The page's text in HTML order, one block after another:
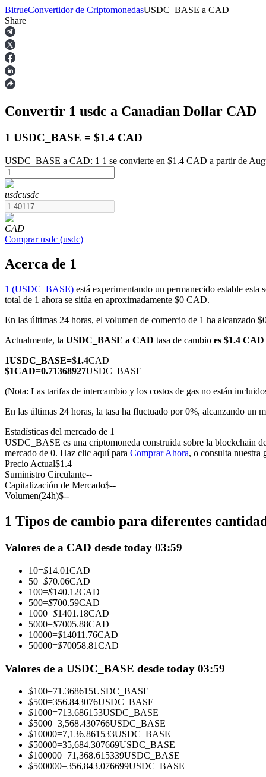
Futuros
Futuros del USDT
Futuros que utilizan USDT como garantía
Futuros COIN-M
Futuros de criptomonedas
Futuros del USDC
Futuros que utilizan USDC como garantía
Copiar Trading
Únete a los mejores traders
BitrueConvertidor de CriptomonedasUSDC_BASE a CAD
Share
Convertir 1 usdc a Canadian Dollar CAD
1 USDC_BASE = $1.4 CAD
USDC_BASE a CAD: 1 1 se convierte en $1.4 CAD a partir de
usdcusdc
CAD
Comprar usdc (usdc)
Acerca de 1
1 (USDC_BASE) está experimentando un permanecido estable esta
total de 1 ahora se sitúa en aproximadamente $0 CAD.
En las últimas 24 horas, el volumen de comercio de 1 ha alcanzado
Actualmente, la USDC_BASE a CAD tasa de cambio es $1.4
1USDC_BASE=$1.4CAD
$1CAD=0.71368927USDC_BASE
(Nota: Las tarifas de intercambio y los costos de gas no están
En las últimas 24 horas, la tasa ha fluctuado por 0%, alcanzando
Estadísticas del mercado de 1
USDC_BASE es una criptomoneda construida sobre la blockchain
mercado de 0. Haz clic aquí para Comprar Ahora, o consulta nuestra
Precio Actual$1.4
Suministro Circulante--
Capitalización de Mercado$--
Volumen(24h)$--
1 Tipos de cambio para diferentes
Valores de a CAD desde today 03:59
10=$14.01CAD
50=$70.06CAD
100=$140.12CAD
500=$700.59CAD
1000=$1401.18CAD
5000=$7005.88CAD
10000=$14011.76CAD
50000=$70058.81CAD
Valores de a USDC_BASE desde today 03:59
$100=71.368615USDC_BASE
$500=356.843076USDC_BASE
$1000=713.686153USDC_BASE
$5000=3,568.430766USDC_BASE
$10000=7,136.861533USDC_BASE
$50000=35,684.307669USDC_BASE
$100000=71,368.615339USDC_BASE
$500000=356,843.076699USDC_BASE